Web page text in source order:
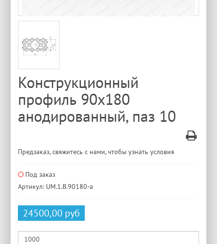
Конструкционный
профиль 90x180
анодированный, паз 10
Предзаказ, свяжитесь с нами, чтобы узнать условия
Под заказ
Артикул: UM.1.B.90180-a
24500,00 руб